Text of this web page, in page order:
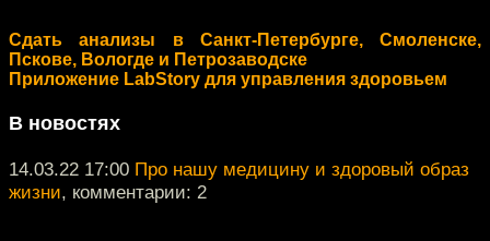
Сдать анализы в Санкт-Петербурге, Смоленске,
Пскове, Вологде и Петрозаводске
Приложение LabStory для управления здоровьем
В новостях
14.03.22 17:00 Про нашу медицину и здоровый образ
жизни, комментарии: 2